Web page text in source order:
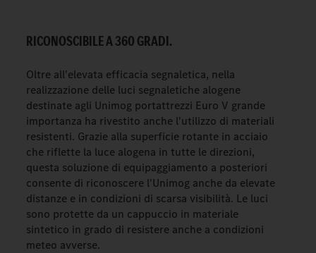
RICONOSCIBILE A 360 GRADI.
Oltre all'elevata efficacia segnaletica, nella
realizzazione delle luci segnaletiche alogene
destinate agli Unimog portattrezzi Euro V grande
importanza ha rivestito anche l'utilizzo di materiali
resistenti. Grazie alla superficie rotante in acciaio
che riflette la luce alogena in tutte le direzioni,
questa soluzione di equipaggiamento a posteriori
consente di riconoscere l'Unimog anche da elevate
distanze e in condizioni di scarsa visibilità. Le luci
sono protette da un cappuccio in materiale
sintetico in grado di resistere anche a condizioni
meteo avverse.